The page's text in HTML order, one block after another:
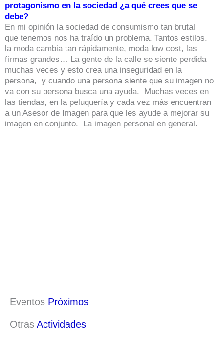
protagonismo en la sociedad ¿a qué crees que se
debe?
En mi opinión la sociedad de consumismo tan brutal
que tenemos nos ha traído un problema. Tantos estilos,
la moda cambia tan rápidamente, moda low cost, las
firmas grandes… La gente de la calle se siente perdida
muchas veces y esto crea una inseguridad en la
persona, y cuando una persona siente que su imagen no
va con su persona busca una ayuda. Muchas veces en
las tiendas, en la peluquería y cada vez más encuentran
a un Asesor de Imagen para que les ayude a mejorar su
imagen en conjunto. La imagen personal en general.
Eventos Próximos
Otras Actividades